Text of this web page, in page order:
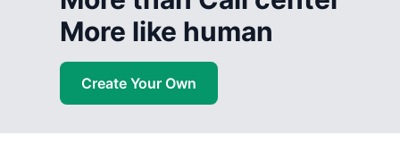
More like human
Create Your Own